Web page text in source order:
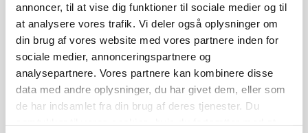
annoncer, til at vise dig funktioner til sociale medier og til
at analysere vores trafik. Vi deler også oplysninger om
din brug af vores website med vores partnere inden for
sociale medier, annonceringspartnere og
analysepartnere. Vores partnere kan kombinere disse
data med andre oplysninger, du har givet dem, eller som
de har indsamlet fra din brug af deres tjenester. Du
Øvrige artikler fra OK
Miljø A/S (3)